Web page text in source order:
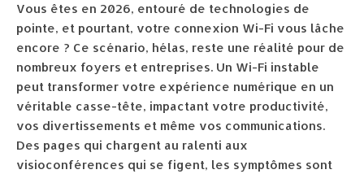
Vous êtes en 2026, entouré de technologies de
pointe, et pourtant, votre connexion Wi-Fi vous lâche
encore ? Ce scénario, hélas, reste une réalité pour de
nombreux foyers et entreprises. Un Wi-Fi instable
peut transformer votre expérience numérique en un
véritable casse-tête, impactant votre productivité,
vos divertissements et même vos communications.
Des pages qui chargent au ralenti aux
visioconférences qui se figent, les symptômes sont